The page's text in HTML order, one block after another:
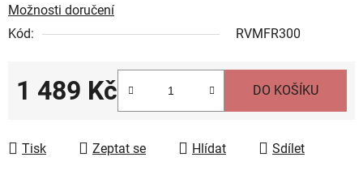
Možnosti doručení
Kód:
RVMFR300
1 489 Kč DO KOŠÍKU
Tisk Zeptat se Hlídat Sdílet